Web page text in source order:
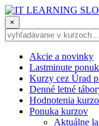
×
Akcie a novinky
Lastminute
Kurzy cez Úrad
Denné letné
Hodnotenia
Ponuka kurzov
Aktuálne